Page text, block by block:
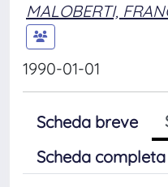
MALOBERTI,
1990-01-01
Scheda breve
Scheda completa